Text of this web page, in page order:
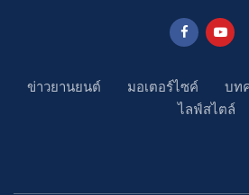
ข่าวยานยนต์ มอเตอร์ไซค์ บท
ไลฟ์สไตล์